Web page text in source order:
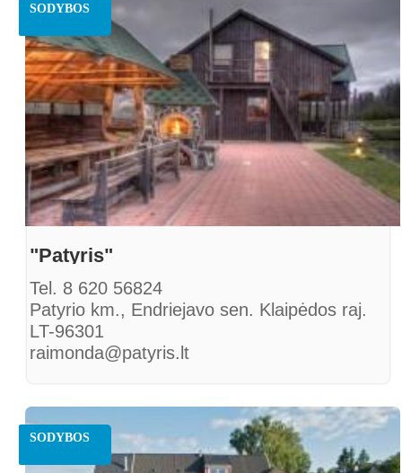
SODYBOS
"Patyris"
Tel. 8 620 56824
Patyrio km., Endriejavo sen. Klaipėdos raj.
LT-96301
raimonda@patyris.lt
SODYBOS